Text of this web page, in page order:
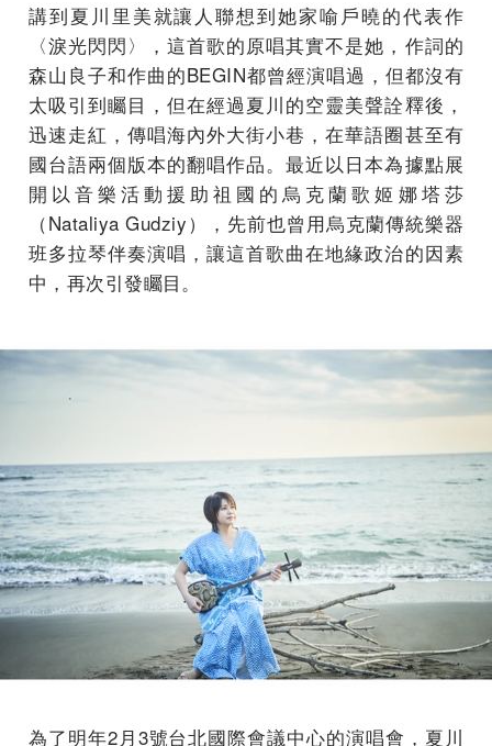
講到夏川里美就讓人聯想到她家喻戶曉的代表作
〈淚光閃閃〉，這首歌的原唱其實不是她，作詞的
森山良子和作曲的BEGIN都曾經演唱過，但都沒有
太吸引到矚目，但在經過夏川的空靈美聲詮釋後，
迅速走紅，傳唱海內外大街小巷，在華語圈甚至有
國台語兩個版本的翻唱作品。最近以日本為據點展
開以音樂活動援助祖國的烏克蘭歌姬娜塔莎
（Nataliya Gudziy），先前也曾用烏克蘭傳統樂器
班多拉琴伴奏演唱，讓這首歌曲在地緣政治的因素
中，再次引發矚目。
為了明年2月3號台北國際會議中心的演唱會，夏川